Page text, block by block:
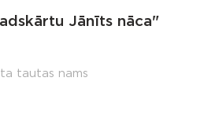
Jānīts nāca"
tautas nams